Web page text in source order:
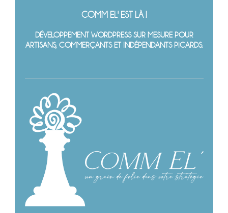
COMM EL' EST LÀ !
DÉVELOPPEMENT WORDPRESS SUR MESURE POUR
ARTISANS, COMMERÇANTS ET INDÉPENDANTS PICARDS.